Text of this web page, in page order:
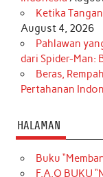
Ketika
August 4, 2026
Pahlawan
dari Spider-Man:
Beras,
Pertahanan
HALAMAN
Buku
F.A.Q BUKU